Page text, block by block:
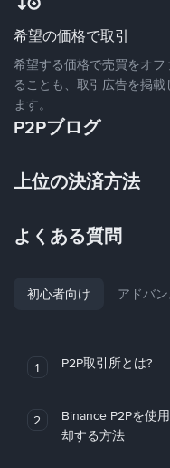
希望の価格で取引
希望する価格で売買をオ
ることも、取引広告を掲
ます。
P2Pブログ
上位の決済方法
よくある質問
初心者向け アドバン
1 P2P取引所とは?
2
Binance P2Pを使
却する方法